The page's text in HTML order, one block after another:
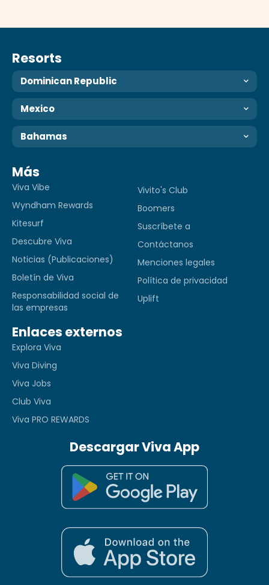
Resorts
Dominican Republic
Mexico
Bahamas
Más
Viva Vibe
Wyndham Rewards
Kitesurf
Descubre Viva
Noticias (Publicaciones)
Boletín de Viva
Responsabilidad social de
las empresas
Vivito's Club
Boomers
Suscríbete a
Contáctanos
Menciones legales
Política de privacidad
Uplift
Enlaces externos
Explora Viva
Viva Diving
Viva Jobs
Club Viva
Viva PRO REWARDS
Descargar Viva App